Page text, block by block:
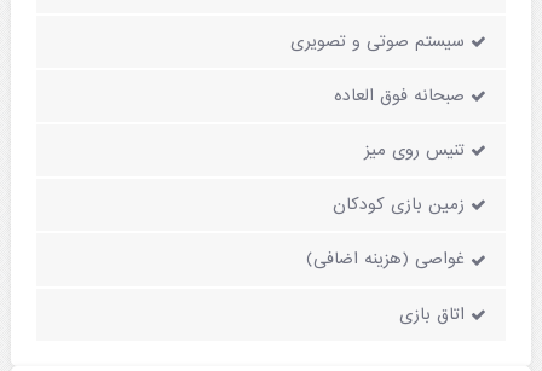
سیستم صوتی و تصویری
صبحانه فوق العاده
تنیس روی میز
زمین بازی کودکان
غواصی (هزینه اضافی)
اتاق بازی